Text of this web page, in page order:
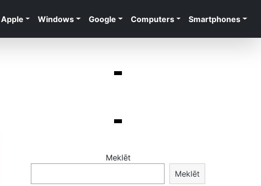
Apple Windows Google Computers Smartphones
Meklēt
Meklēt